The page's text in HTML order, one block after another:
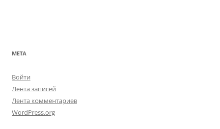
МЕТА
Войти
Лента записей
Лента комментариев
WordPress.org